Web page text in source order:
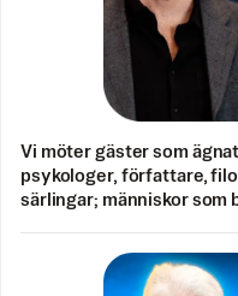
Vi möter gäster som
psykologer, författare,
särlingar; människor som